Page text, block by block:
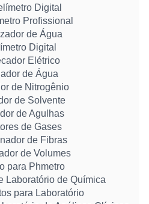
Digital
Profissional
de Água
Digital
Elétrico
de Água
de Nitrogênio
de Solvente
de Agulhas
de Gases
de Fibras
de Volumes
para Phmetro
Laboratório de Química
para Laboratório